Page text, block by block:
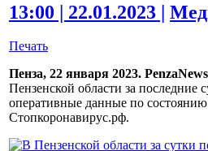
13:00 | 22.01.2023 |
Печать
Пенза, 22 января 2023.
Пензенской области за последние
оперативные данные по
Стопкоронавирус.рф.